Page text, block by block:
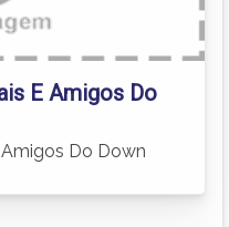
E Amigos Do
Do Down